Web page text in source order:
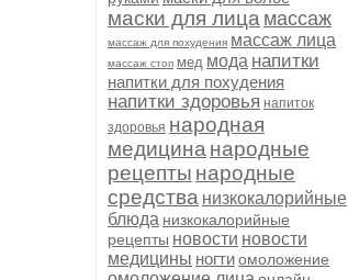
маски для лица массаж
массаж для похудения массаж лица
массаж стоп мед мода напитки
напитки для похудения
напитки здоровья напиток
здоровья народная
медицина народные
рецепты народные
средства низкокалорийные
блюда низкокалорийные
рецепты новости новости
медицины ногтиомоложение